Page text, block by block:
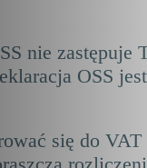
nie
OSS
się do